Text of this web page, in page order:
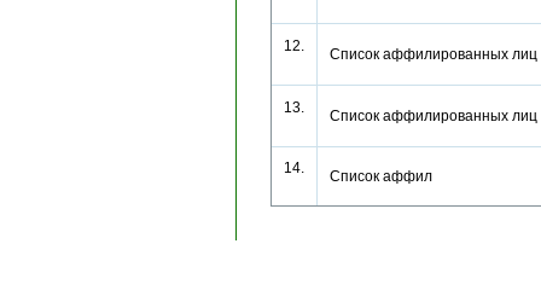
12. Список аффилированных
13. Список аффилированных
14. Список аффил